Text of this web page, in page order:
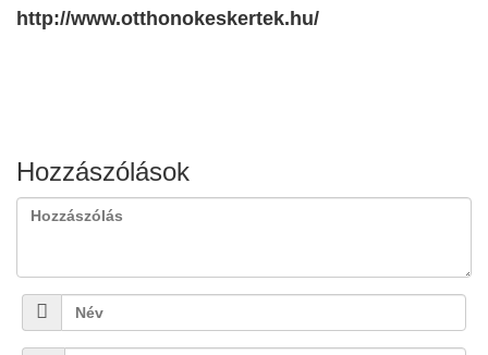
http://www.otthonokeskertek.hu/
Hozzászólások